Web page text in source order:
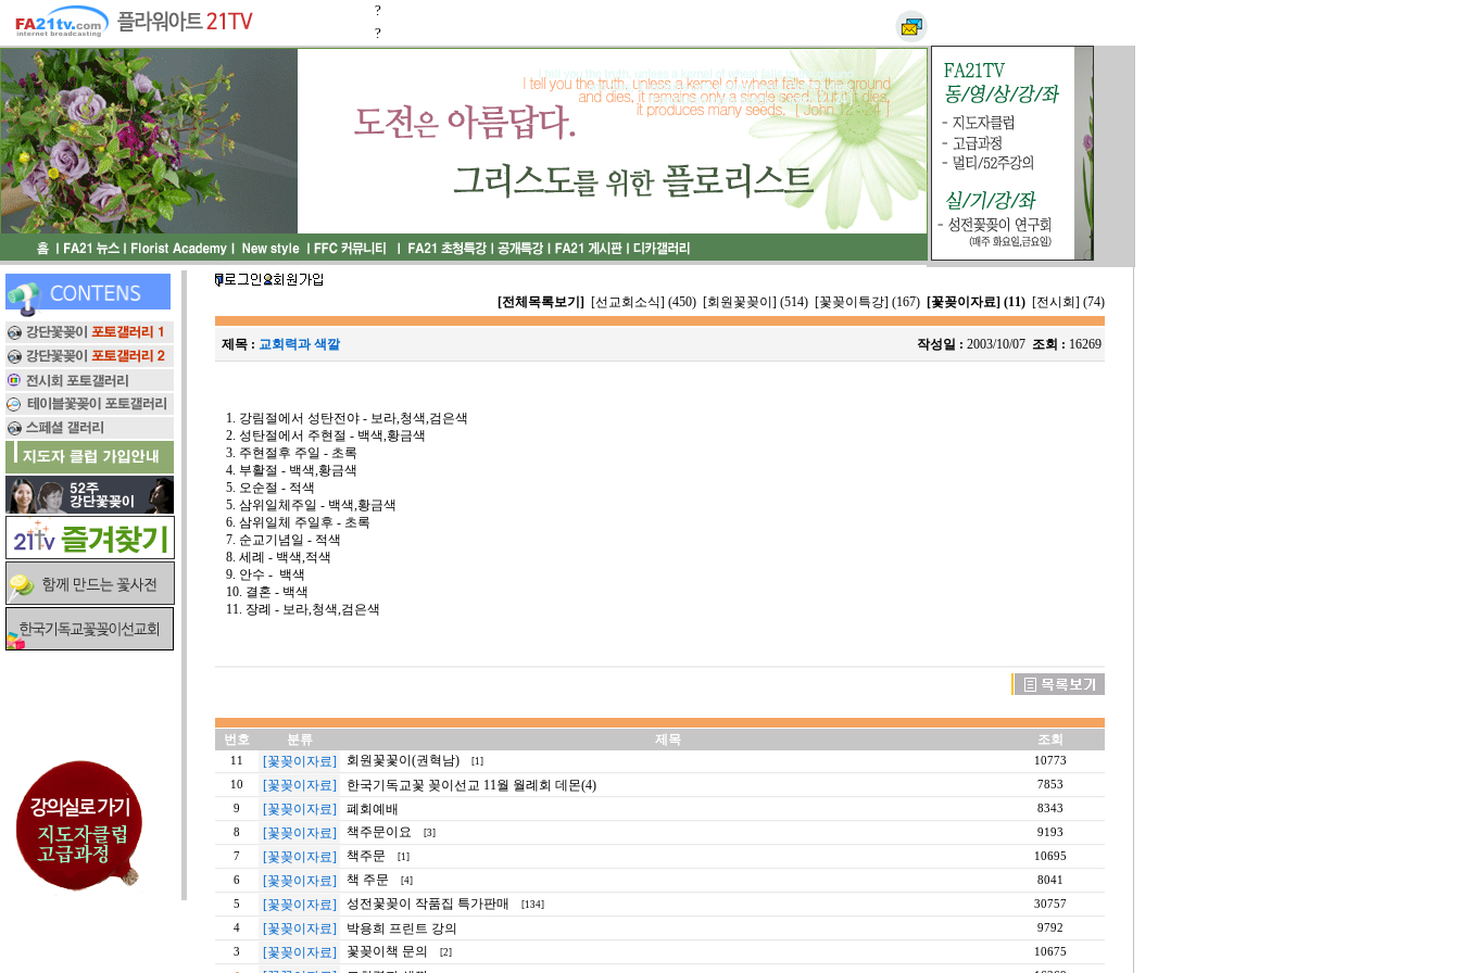
?
?
[전체목록보기] [선교회소식] (450) [회원꽃꽂이] (514) [꽃꽂이특강] (167) [꽃꽂이자료] (11) [전시회] (74)
제목 : 교회력과 색깔 작성일 : 2003/10/07 조회 : 16269
1. 강림절에서 성탄전야 - 보라,청색,검은색
2. 성탄절에서 주현절 - 백색,황금색
3. 주현절후 주일 - 초록
4. 부활절 - 백색,황금색
5. 오순절 - 적색
5. 삼위일체주일 - 백색,황금색
6. 삼위일체 주일후 - 초록
7. 순교기념일 - 적색
8. 세례 - 백색,적색
9. 안수 - 백색
10. 결혼 - 백색
11. 장례 - 보라,청색,검은색
번호 분류 제목 조회
11 [꽃꽂이자료] 회원꽃꽃이(권혁남) [1]
10773
10
[꽃꽂이자료] 한국기독교꽃 꽂이선교 11월 월례회 데몬(4)
7853
9
[꽃꽂이자료] 폐회예배
8343
8
[꽃꽂이자료] 책주문이요 [3]
9193
7
[꽃꽂이자료] 책주문 [1]
10695
6
[꽃꽂이자료] 책 주문 [4]
8041
5
[꽃꽂이자료] 성전꽃꽂이 작품집 특가판매 [134]
30757
4
[꽃꽂이자료] 박용희 프린트 강의
9792
3
[꽃꽂이자료] 꽃꽂이책 문의 [2] 10675